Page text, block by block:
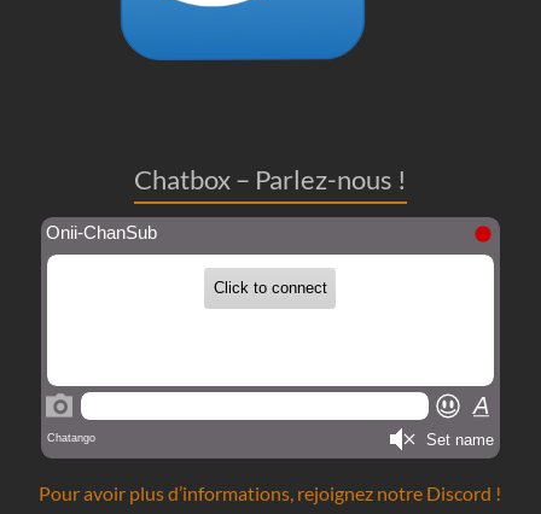
Chatbox – Parlez-nous !
Pour avoir plus d’informations, rejoignez notre Discord !